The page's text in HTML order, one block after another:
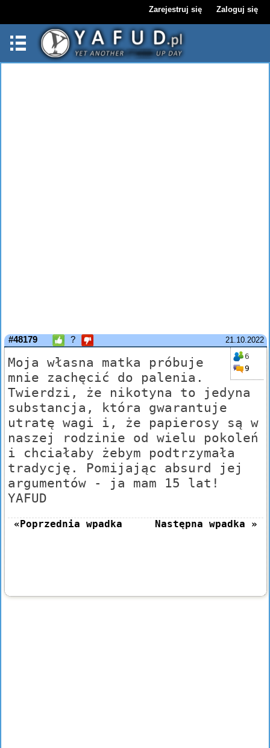
Zarejestruj się Zaloguj się
21.10.2022
#48179 ?
6
9
Moja własna matka próbuje
mnie zachęcić do palenia.
Twierdzi, że nikotyna to jedyna
substancja, która gwarantuje
utratę wagi i, że papierosy są w
naszej rodzinie od wielu pokoleń
i chciałaby żebym podtrzymała
tradycję. Pomijając absurd jej
argumentów - ja mam 15 lat!
YAFUD
«Poprzednia wpadka Następna wpadka »